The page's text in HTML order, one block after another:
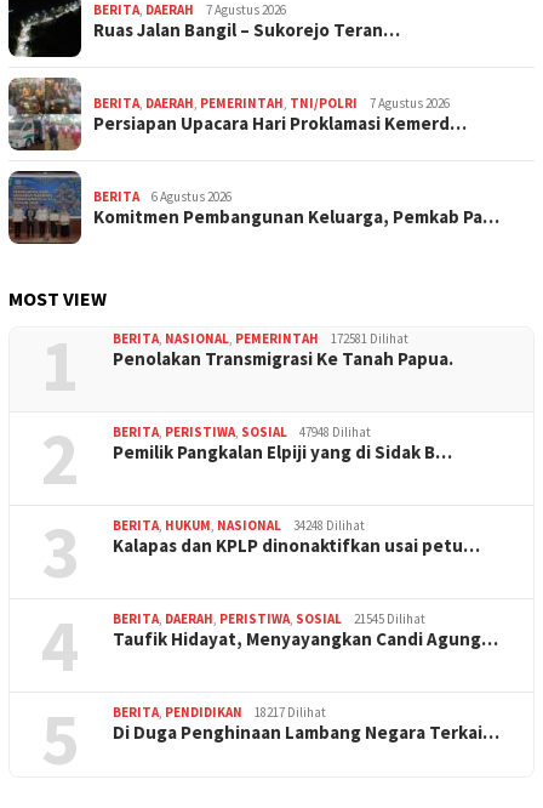
BERITA, DAERAH 7 Agustus 2026
Ruas Jalan Bangil – Sukorejo Teran…
BERITA, DAERAH, PEMERINTAH, TNI/POLRI 7 Agustus 2026
Persiapan Upacara Hari Proklamasi Kemerd…
BERITA 6 Agustus 2026
Komitmen Pembangunan Keluarga, Pemkab Pa…
MOST VIEW
1 BERITA, NASIONAL, PEMERINTAH 172581 Dilihat
Penolakan Transmigrasi Ke Tanah Papua.
2 BERITA, PERISTIWA, SOSIAL 47948 Dilihat
Pemilik Pangkalan Elpiji yang di Sidak B…
3 BERITA, HUKUM, NASIONAL 34248 Dilihat
Kalapas dan KPLP dinonaktifkan usai petu…
4 BERITA, DAERAH, PERISTIWA, SOSIAL 21545 Dilihat
Taufik Hidayat, Menyayangkan Candi Agung…
5 BERITA, PENDIDIKAN 18217 Dilihat
Di Duga Penghinaan Lambang Negara Terkai…